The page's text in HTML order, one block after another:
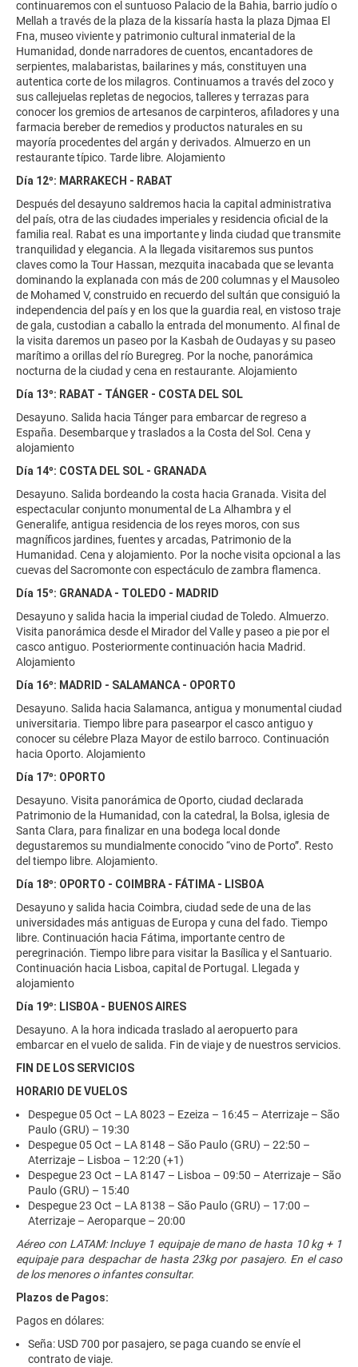
continuaremos con el suntuoso Palacio de la Bahia, barrio judío o
Mellah a través de la plaza de la kissaría hasta la plaza Djmaa El
Fna, museo viviente y patrimonio cultural inmaterial de la
Humanidad, donde narradores de cuentos, encantadores de
serpientes, malabaristas, bailarines y más, constituyen una
autentica corte de los milagros. Continuamos a través del zoco y
sus callejuelas repletas de negocios, talleres y terrazas para
conocer los gremios de artesanos de carpinteros, afiladores y una
farmacia bereber de remedios y productos naturales en su
mayoría procedentes del argán y derivados. Almuerzo en un
restaurante típico. Tarde libre. Alojamiento
Día 12º: MARRAKECH - RABAT
Después del desayuno saldremos hacia la capital administrativa
del país, otra de las ciudades imperiales y residencia oficial de la
familia real. Rabat es una importante y linda ciudad que transmite
tranquilidad y elegancia. A la llegada visitaremos sus puntos
claves como la Tour Hassan, mezquita inacabada que se levanta
dominando la explanada con más de 200 columnas y el Mausoleo
de Mohamed V, construido en recuerdo del sultán que consiguió la
independencia del país y en los que la guardia real, en vistoso traje
de gala, custodian a caballo la entrada del monumento. Al final de
la visita daremos un paseo por la Kasbah de Oudayas y su paseo
marítimo a orillas del río Buregreg. Por la noche, panorámica
nocturna de la ciudad y cena en restaurante. Alojamiento
Día 13º: RABAT - TÁNGER - COSTA DEL SOL
Desayuno. Salida hacia Tánger para embarcar de regreso a
España. Desembarque y traslados a la Costa del Sol. Cena y
alojamiento
Día 14º: COSTA DEL SOL - GRANADA
Desayuno. Salida bordeando la costa hacia Granada. Visita del
espectacular conjunto monumental de La Alhambra y el
Generalife, antigua residencia de los reyes moros, con sus
magníficos jardines, fuentes y arcadas, Patrimonio de la
Humanidad. Cena y alojamiento. Por la noche visita opcional a las
cuevas del Sacromonte con espectáculo de zambra flamenca.
Día 15º: GRANADA - TOLEDO - MADRID
Desayuno y salida hacia la imperial ciudad de Toledo. Almuerzo.
Visita panorámica desde el Mirador del Valle y paseo a pie por el
casco antiguo. Posteriormente continuación hacia Madrid.
Alojamiento
Día 16º: MADRID - SALAMANCA - OPORTO
Desayuno. Salida hacia Salamanca, antigua y monumental ciudad
universitaria. Tiempo libre para pasearpor el casco antiguo y
conocer su célebre Plaza Mayor de estilo barroco. Continuación
hacia Oporto. Alojamiento
Día 17º: OPORTO
Desayuno. Visita panorámica de Oporto, ciudad declarada
Patrimonio de la Humanidad, con la catedral, la Bolsa, iglesia de
Santa Clara, para finalizar en una bodega local donde
degustaremos su mundialmente conocido “vino de Porto”. Resto
del tiempo libre. Alojamiento.
Día 18º: OPORTO - COIMBRA - FÁTIMA - LISBOA
Desayuno y salida hacia Coimbra, ciudad sede de una de las
universidades más antiguas de Europa y cuna del fado. Tiempo
libre. Continuación hacia Fátima, importante centro de
peregrinación. Tiempo libre para visitar la Basílica y el Santuario.
Continuación hacia Lisboa, capital de Portugal. Llegada y
alojamiento
Día 19º: LISBOA - BUENOS AIRES
Desayuno. A la hora indicada traslado al aeropuerto para
embarcar en el vuelo de salida. Fin de viaje y de nuestros servicios.
FIN DE LOS SERVICIOS
HORARIO DE VUELOS
Despegue 05 Oct – LA 8023 – Ezeiza – 16:45 – Aterrizaje – São
Paulo (GRU) – 19:30
Despegue 05 Oct – LA 8148 – São Paulo (GRU) – 22:50 –
Aterrizaje – Lisboa – 12:20 (+1)
Despegue 23 Oct – LA 8147 – Lisboa – 09:50 – Aterrizaje – São
Paulo (GRU) – 15:40
Despegue 23 Oct – LA 8138 – São Paulo (GRU) – 17:00 –
Aterrizaje – Aeroparque – 20:00
Aéreo con LATAM: Incluye 1 equipaje de mano de hasta 10 kg + 1
equipaje para despachar de hasta 23kg por pasajero. En el caso
de los menores o infantes consultar.
Plazos de Pagos:
Pagos en dólares:
Seña: USD 700 por pasajero, se paga cuando se envíe el
contrato de viaje.